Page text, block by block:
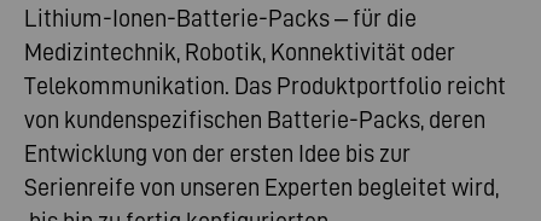
Lithium-Ionen-Batterie-Packs – für die
Medizintechnik, Robotik, Konnektivität oder
Telekommunikation. Das Produktportfolio reicht
von kundenspezifischen Batterie-Packs, deren
Entwicklung von der ersten Idee bis zur
Serienreife von unseren Experten begleitet wird,